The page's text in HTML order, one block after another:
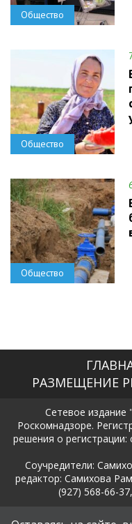
Общество
Общество
Общество
РАЗМЕЩЕНИЕ
Сетевое издание
Роскомнадзоре.
решения о
Соучредители:
редактор: Самихова
(927) 568-66-
Политика в отношении